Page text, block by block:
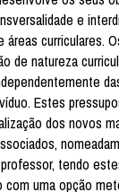
e
curriculares.
de natureza
Estes
dos novos
tendo
uma opção